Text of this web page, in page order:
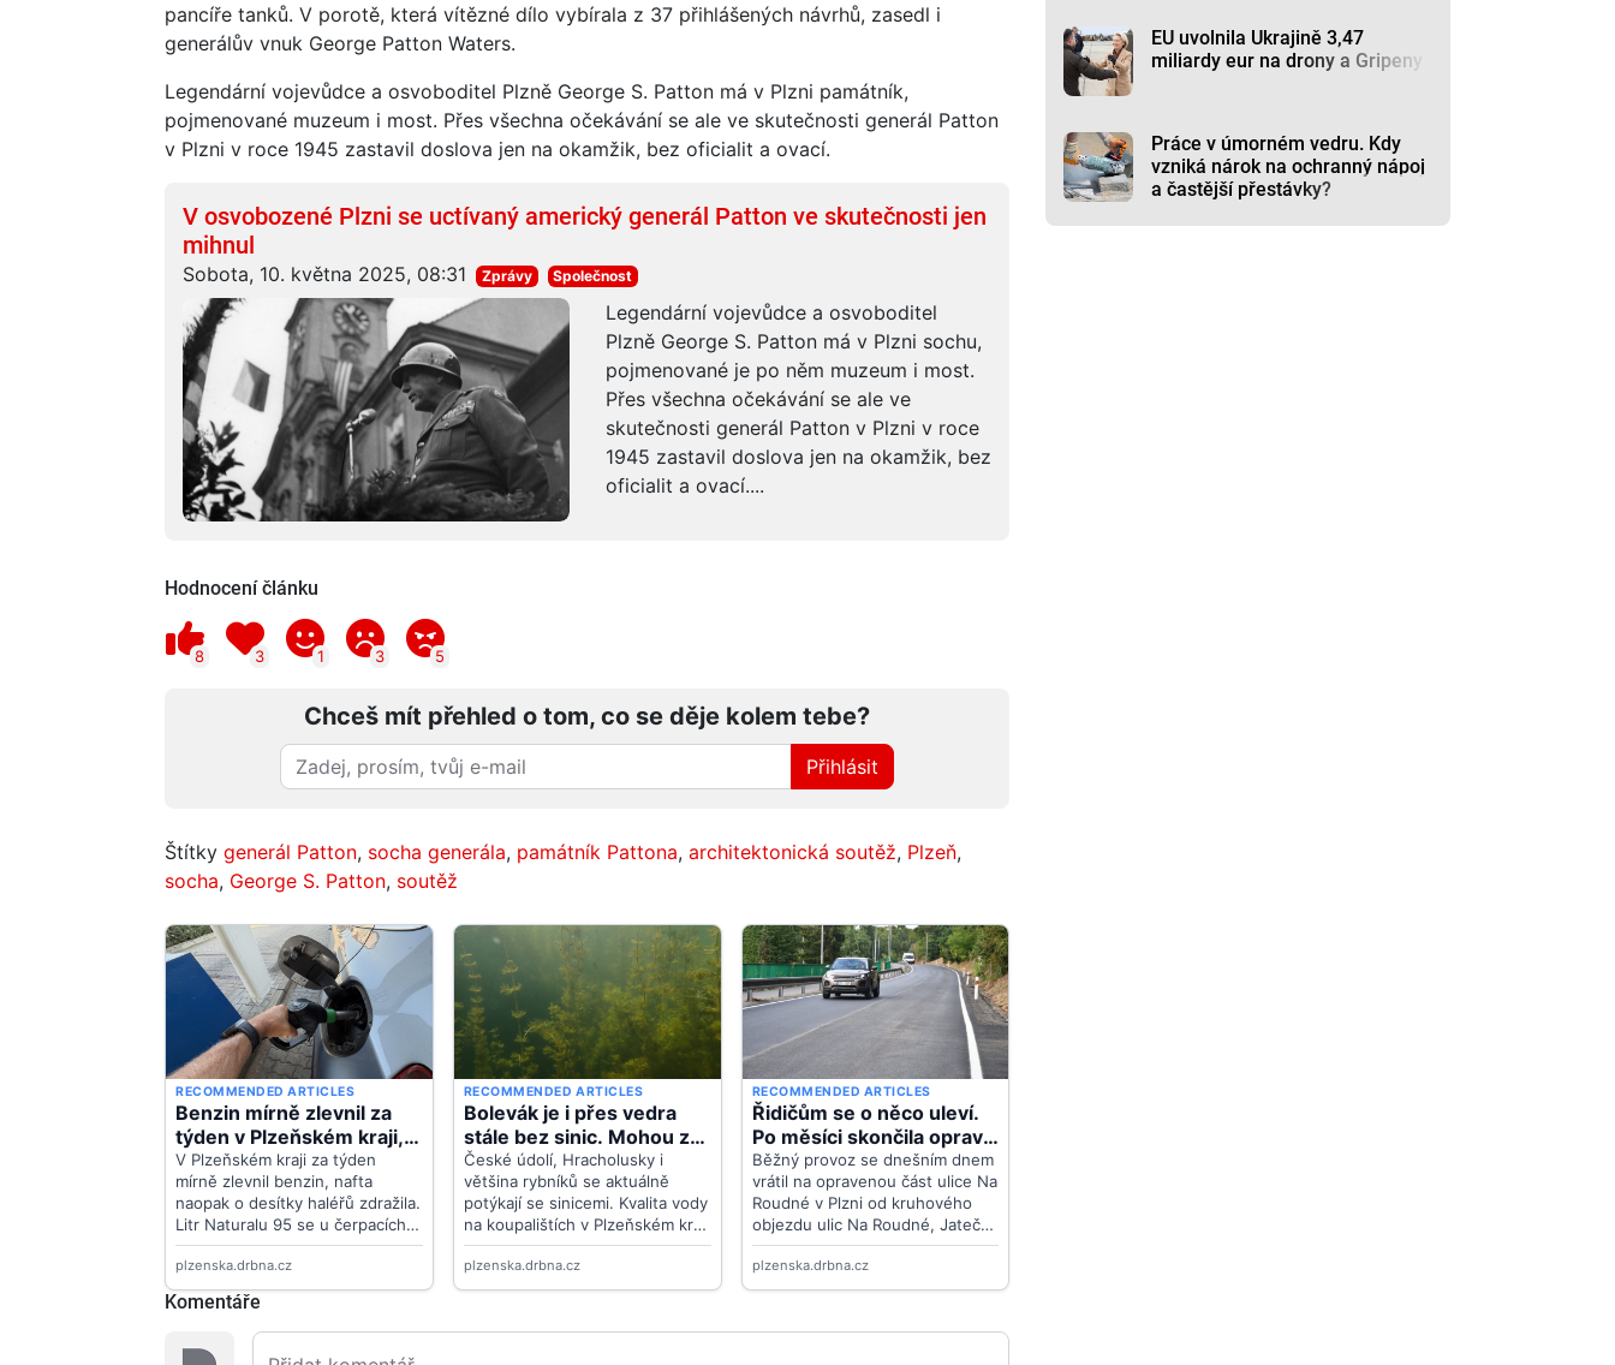
pancíře tanků. V porotě, která vítězné dílo vybírala z 37 přihlášených návrhů, zasedl i
generálův vnuk George Patton Waters.
Legendární vojevůdce a osvoboditel Plzně George S. Patton má v Plzni památník,
pojmenované muzeum i most. Přes všechna očekávání se ale ve skutečnosti generál Patton
v Plzni v roce 1945 zastavil doslova jen na okamžik, bez oficialit a ovací.
V osvobozené Plzni se uctívaný americký generál Patton ve skutečnosti jen
mihnul
Sobota, 10. května 2025, 08:31 Zprávy Společnost
Legendární vojevůdce a osvoboditel
Plzně George S. Patton má v Plzni sochu,
pojmenované je po něm muzeum i most.
Přes všechna očekávání se ale ve
skutečnosti generál Patton v Plzni v roce
1945 zastavil doslova jen na okamžik, bez
oficialit a ovací....
Hodnocení článku
8 3 1 3 5
Chceš mít přehled o tom, co se děje kolem tebe?
Přihlásit
Štítky generál Patton, socha generála, památník Pattona, architektonická soutěž, Plzeň,
socha, George S. Patton, soutěž
Komentáře
EU uvolnila Ukrajině 3,47
miliardy eur na drony a Gripeny
Práce v úmorném vedru. Kdy
vzniká nárok na ochranný nápoj
a častější přestávky?